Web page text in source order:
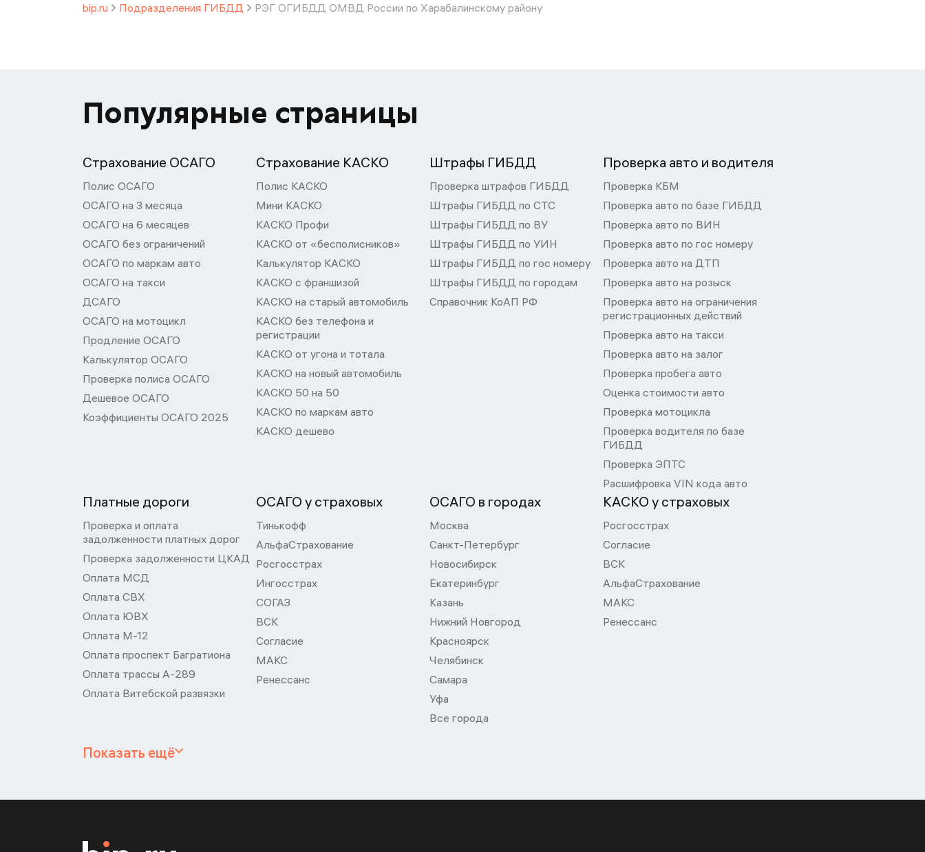
bip.ru Подразделения ГИБДД РЭГ ОГИБДД ОМВД России по Харабалинскому району
Популярные страницы
Страхование ОСАГО
Полис ОСАГО
ОСАГО на 3 месяца
ОСАГО на 6 месяцев
ОСАГО без ограничений
ОСАГО по маркам авто
ОСАГО на такси
ДСАГО
ОСАГО на мотоцикл
Продление ОСАГО
Калькулятор ОСАГО
Проверка полиса ОСАГО
Дешевое ОСАГО
Коэффициенты ОСАГО 2025
Страхование КАСКО
Полис КАСКО
Мини КАСКО
КАСКО Профи
КАСКО от «бесполисников»
Калькулятор КАСКО
КАСКО с франшизой
КАСКО на старый автомобиль
КАСКО без телефона и
регистрации
КАСКО от угона и тотала
КАСКО на новый автомобиль
КАСКО 50 на 50
КАСКО по маркам авто
КАСКО дешево
Штрафы ГИБДД
Проверка штрафов ГИБДД
Штрафы ГИБДД по СТС
Штрафы ГИБДД по ВУ
Штрафы ГИБДД по УИН
Штрафы ГИБДД по гос номеру
Штрафы ГИБДД по городам
Справочник КоАП РФ
Проверка авто и водителя
Проверка КБМ
Проверка авто по базе ГИБДД
Проверка авто по ВИН
Проверка авто по гос номеру
Проверка авто на ДТП
Проверка авто на розыск
Проверка авто на ограничения
регистрационных действий
Проверка авто на такси
Проверка авто на залог
Проверка пробега авто
Оценка стоимости авто
Проверка мотоцикла
Проверка водителя по базе
ГИБДД
Проверка ЭПТС
Расшифровка VIN кода авто
Платные дороги
Проверка и оплата
задолженности платных дорог
Проверка задолженности ЦКАД
Оплата МСД
Оплата СВХ
Оплата ЮВХ
Оплата М-12
Оплата проспект Багратиона
Оплата трассы А-289
Оплата Витебской развязки
ОСАГО у страховых
Тинькофф
АльфаСтрахование
Росгосстрах
Ингосстрах
СОГАЗ
ВСК
Согласие
МАКС
Ренессанс
ОСАГО в городах
Москва
Санкт-Петербург
Новосибирск
Екатеринбург
Казань
Нижний Новгород
Красноярск
Челябинск
Самара
Уфа
Все города
КАСКО у страховых
Росгосстрах
Согласие
ВСК
АльфаСтрахование
МАКС
Ренессанс
Показать ещё